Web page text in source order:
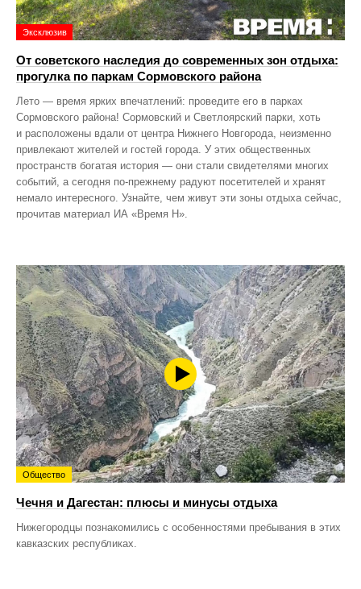
Эксклюзив
От советского наследия до современных зон отдыха:
прогулка по паркам Сормовского района
Лето — время ярких впечатлений: проведите его в парках
Сормовского района! Сормовский и Светлоярский парки, хоть
и расположены вдали от центра Нижнего Новгорода, неизменно
привлекают жителей и гостей города. У этих общественных
пространств богатая история — они стали свидетелями многих
событий, а сегодня по‑прежнему радуют посетителей и хранят
немало интересного. Узнайте, чем живут эти зоны отдыха сейчас,
прочитав материал ИА «Время Н».
Общество
Чечня и Дагестан: плюсы и минусы отдыха
Нижегородцы познакомились с особенностями пребывания в этих
кавказских республиках.